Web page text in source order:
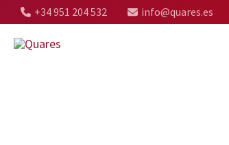
al
contenido
+34 951 204 532 info@quares.es